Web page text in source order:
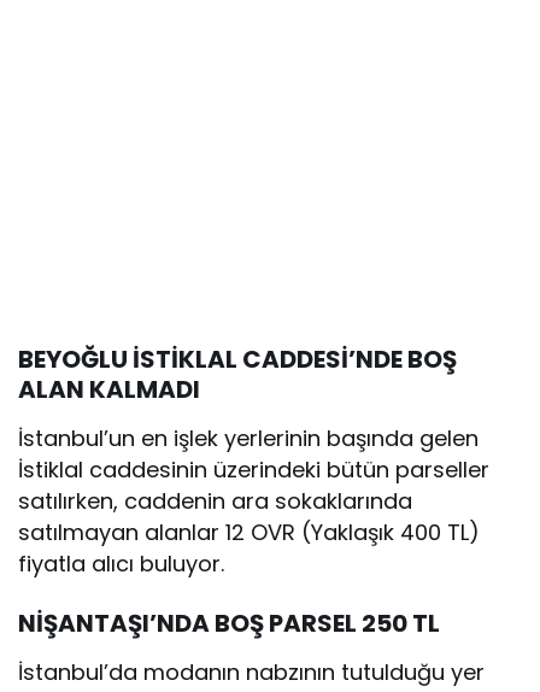
BEYOĞLU İSTİKLAL CADDESİ’NDE BOŞ
ALAN KALMADI
İstanbul’un en işlek yerlerinin başında gelen
İstiklal caddesinin üzerindeki bütün parseller
satılırken, caddenin ara sokaklarında
satılmayan alanlar 12 OVR (Yaklaşık 400 TL)
fiyatla alıcı buluyor.
NİŞANTAŞI’NDA BOŞ PARSEL 250 TL
İstanbul’da modanın nabzının tutulduğu yer